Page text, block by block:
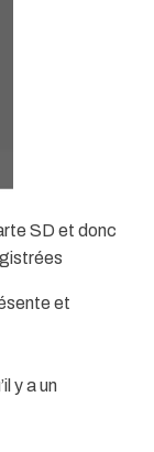
SD et donc
et
y a un